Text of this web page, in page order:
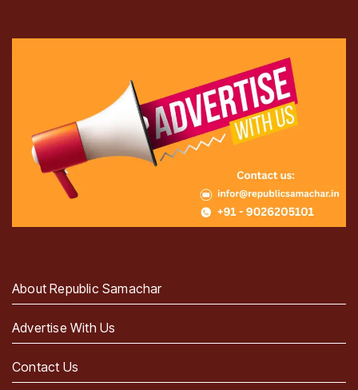
About Republic Samachar
Advertise With Us
Contact Us